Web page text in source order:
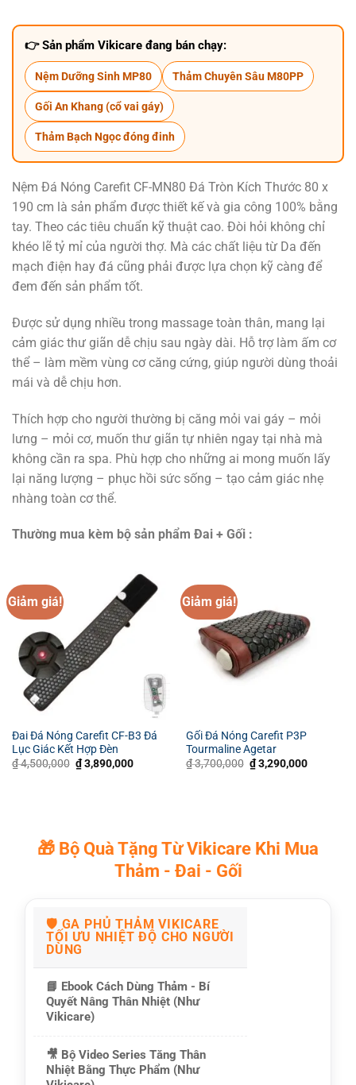
👉 Sản phẩm Vikicare đang bán chạy:
Nệm Dưỡng Sinh MP80 Thảm Chuyên Sâu M80PP
Gối An Khang (cổ vai gáy)
Thảm Bạch Ngọc đóng đinh
Nệm Đá Nóng Carefit CF-MN80 Đá Tròn Kích Thước 80 x
190 cm là sản phẩm được thiết kế và gia công 100% bằng
tay. Theo các tiêu chuẩn kỹ thuật cao. Đòi hỏi không chỉ
khéo lẽ tỷ mỉ của người thợ. Mà các chất liệu từ Da đến
mạch điện hay đá cũng phải được lựa chọn kỹ càng để
đem đến sản phẩm tốt.
Được sử dụng nhiều trong massage toàn thân, mang lại
cảm giác thư giãn dễ chịu sau ngày dài. Hỗ trợ làm ấm cơ
thể – làm mềm vùng cơ căng cứng, giúp người dùng thoải
mái và dễ chịu hơn.
Thích hợp cho người thường bị căng mỏi vai gáy – mỏi
lưng – mỏi cơ, muốn thư giãn tự nhiên ngay tại nhà mà
không cần ra spa. Phù hợp cho những ai mong muốn lấy
lại năng lượng – phục hồi sức sống – tạo cảm giác nhẹ
nhàng toàn cơ thể.
Thường mua kèm bộ sản phẩm Đai + Gối :
Giảm giá!
Đai Đá Nóng Carefit CF-B3 Đá
Lục Giác Kết Hợp Đèn
₫4,500,000 Giá
gốc
₫3,890,000Giá
Giảm giá!
Gối Đá Nóng Carefit P3P
Tourmaline Agetar
₫3,700,000 Giá
gốc
₫3,290,000Giá
🎁 Bộ Quà Tặng Từ Vikicare Khi Mua
Thảm - Đai - Gối
🛡️ GA PHỦ THẢM VIKICARE
TỐI ƯU NHIỆT ĐỘ CHO NGƯỜI
DÙNG
📘 Ebook Cách Dùng Thảm - Bí
Quyết Nâng Thân Nhiệt (Như
Vikicare)
🎥 Bộ Video Series Tăng Thân
Nhiệt Bằng Thực Phẩm (Như